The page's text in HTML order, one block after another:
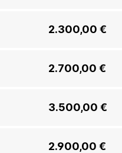
2.300,00 €
2.700,00 €
3.500,00 €
2.900,00 €